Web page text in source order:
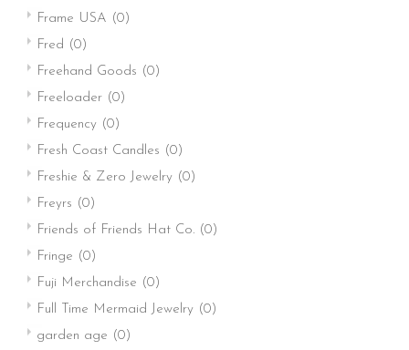
Frame USA (0)
Fred (0)
Freehand Goods (0)
Freeloader (0)
Frequency (0)
Fresh Coast Candles (0)
Freshie & Zero Jewelry (0)
Freyrs (0)
Friends of Friends Hat Co. (0)
Fringe (0)
Fuji Merchandise (0)
Full Time Mermaid Jewelry (0)
garden age (0)